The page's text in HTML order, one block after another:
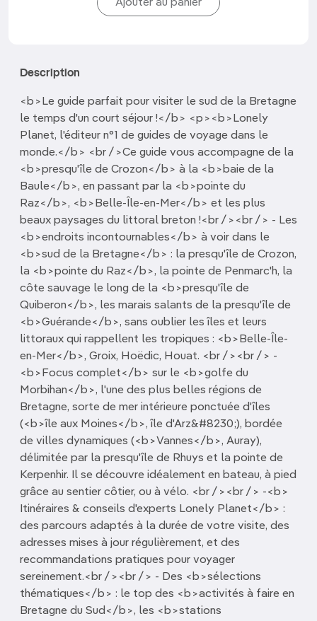
Description
<b>Le guide parfait pour visiter le sud de la Bretagne
le temps d'un court séjour !</b> <p><b>Lonely
Planet, l'éditeur n°1 de guides de voyage dans le
monde.</b> <br />Ce guide vous accompagne de la
<b>presqu'île de Crozon</b> à la <b>baie de la
Baule</b>, en passant par la <b>pointe du
Raz</b>, <b>Belle-Île-en-Mer</b> et les plus
beaux paysages du littoral breton !<br /><br /> - Les
<b>endroits incontournables</b> à voir dans le
<b>sud de la Bretagne</b> : la presqu'île de Crozon,
la <b>pointe du Raz</b>, la pointe de Penmarc'h, la
côte sauvage le long de la <b>presqu'île de
Quiberon</b>, les marais salants de la presqu'île de
<b>Guérande</b>, sans oublier les îles et leurs
littoraux qui rappellent les tropiques : <b>Belle-Île-
en-Mer</b>, Groix, Hoëdic, Houat. <br /><br /> -
<b>Focus complet</b> sur le <b>golfe du
Morbihan</b>, l'une des plus belles régions de
Bretagne, sorte de mer intérieure ponctuée d'îles
(<b>île aux Moines</b>, île d'Arz&#8230;), bordée
de villes dynamiques (<b>Vannes</b>, Auray),
délimitée par la presqu'île de Rhuys et la pointe de
Kerpenhir. Il se découvre idéalement en bateau, à pied
grâce au sentier côtier, ou à vélo. <br /><br /> -<b>
Itinéraires & conseils d'experts Lonely Planet</b> :
des parcours adaptés à la durée de votre visite, des
adresses mises à jour régulièrement, et des
recommandations pratiques pour voyager
sereinement.<br /><br /> - Des <b>sélections
thématiques</b> : le top des <b>activités à faire en
Bretagne du Sud</b>, les <b>stations